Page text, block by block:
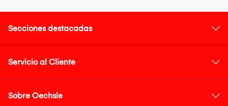
Secciones destacadas
Servicio al Cliente
Sobre Oechsle